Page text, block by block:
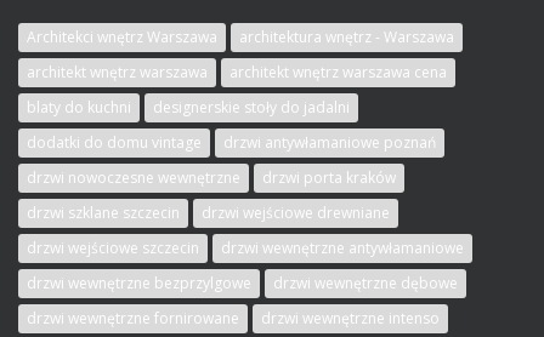
Architekci wnętrz Warszawa
architektura wnętrz - Warszawa
architekt wnętrz warszawa
architekt wnętrz warszawa cena
blaty do kuchni
designerskie stoły do jadalni
dodatki do domu vintage
drzwi antywłamaniowe poznań
drzwi nowoczesne wewnętrzne
drzwi porta kraków
drzwi szklane szczecin
drzwi wejściowe drewniane
drzwi wejściowe szczecin
drzwi wewnętrzne antywłamaniowe
drzwi wewnętrzne bezprzylgowe
drzwi wewnętrzne dębowe
drzwi wewnętrzne fornirowane
drzwi wewnętrzne intenso